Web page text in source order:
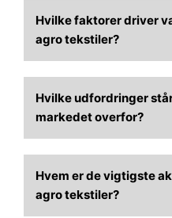
Hvilke faktorer driver
agro tekstiler?
Hvilke udfordringer
markedet overfor?
Hvem er de vigtigste
agro tekstiler?